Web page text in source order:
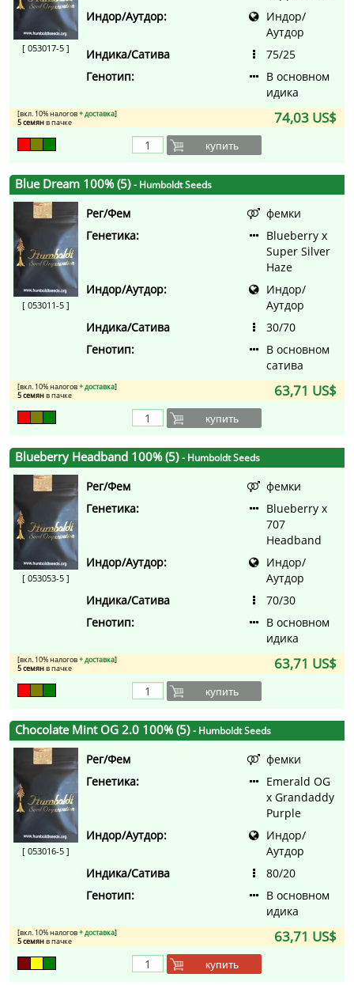
[ 053017-5 ]
Индор/Аутдор:
Индор/
Аутдор
Индика/Сатива
75/25
Генотип:
В основном
идика
74,03 US$
[вкл. 10% налогов+ доставка]
5 семянв пачке
купить
Blue Dream 100% (5)- Humboldt Seeds
[ 053011-5 ]
Рег/Фем
фемки
Генетика:
Blueberry x
Super Silver
Haze
Индор/Аутдор:
Индор/
Аутдор
Индика/Сатива
30/70
Генотип:
В основном
сатива
63,71 US$
[вкл. 10% налогов+ доставка]
5 семянв пачке
купить
Blueberry Headband 100% (5)- Humboldt Seeds
[ 053053-5 ]
Рег/Фем
фемки
Генетика:
Blueberry x
707
Headband
Индор/Аутдор:
Индор/
Аутдор
Индика/Сатива
70/30
Генотип:
В основном
идика
63,71 US$
[вкл. 10% налогов+ доставка]
5 семянв пачке
купить
Chocolate Mint OG 2.0 100% (5)- Humboldt Seeds
[ 053016-5 ]
Рег/Фем
фемки
Генетика:
Emerald OG
x Grandaddy
Purple
Индор/Аутдор:
Индор/
Аутдор
Индика/Сатива
80/20
Генотип:
В основном
идика
63,71 US$
[вкл. 10% налогов+ доставка]
5 семянв пачке
купить